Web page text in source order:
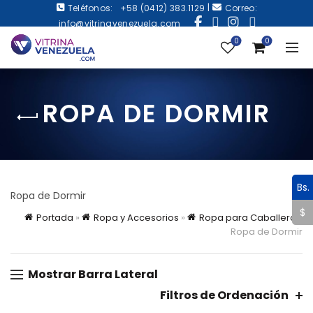
Teléfonos: +58 (0412) 383.1129 |
Correo:
info@vitrinavenezuela.com
0 0
ROPA DE DORMIR
Ropa de Dormir
Portada » Ropa y Accesorios » Ropa para Caballero
»
Ropa de Dormir
Mostrar Barra Lateral
Filtros de Ordenación
Bs.
$